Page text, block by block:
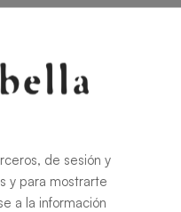
de sesión y
y para mostrarte
a la información